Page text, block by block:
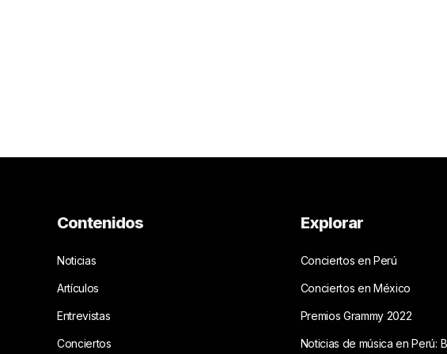
Contenidos
Noticias
Artículos
Entrevistas
Conciertos
Explorar
Conciertos en Perú
Conciertos en México
Premios Grammy 2022
Noticias de música en Perú: